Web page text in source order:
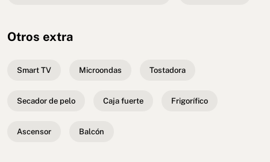
Otros extra
Smart TV Microondas Tostadora
Secador de pelo Caja fuerte Frigorífico
Ascensor Balcón